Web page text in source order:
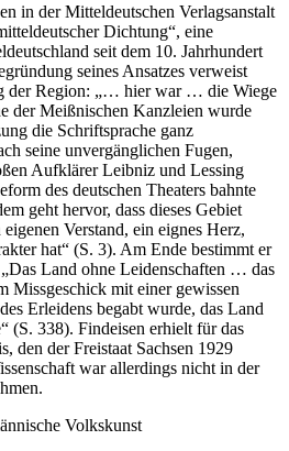
in der Mitteldeutschen Verlagsanstalt
Dichtung“, eine
seit dem 10. Jahrhundert
seines Ansatzes verweist
der Region: „… hier war … die Wiege
der Meißnischen Kanzleien wurde
die Schriftsprache ganz
seine unvergänglichen Fugen,
Aufklärer Leibniz und Lessing
des deutschen Theaters bahnte
geht hervor, dass dieses Gebiet
Verstand, ein eignes Herz,
hat“ (S. 3). Am Ende bestimmt er
Land ohne Leidenschaften … das
Missgeschick mit einer gewissen
Erleidens begabt wurde, das Land
(S. 338). Findeisen erhielt für das
den der Freistaat Sachsen 1929
war allerdings nicht in der